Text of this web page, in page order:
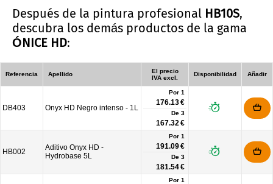
Después de la pintura profesional HB10S,
descubra los demás productos de la gama
ÓNICE HD:
Referencia Apellido
El precio
IVA excl.
Disponibilidad Añadir
DB403 Onyx HD Negro intenso - 1L
Por 1
176.13 €
De 3
167.32 €
HB002
Aditivo Onyx HD -
Hydrobase 5L
Por 1
191.09 €
De 3
181.54 €
Por 1